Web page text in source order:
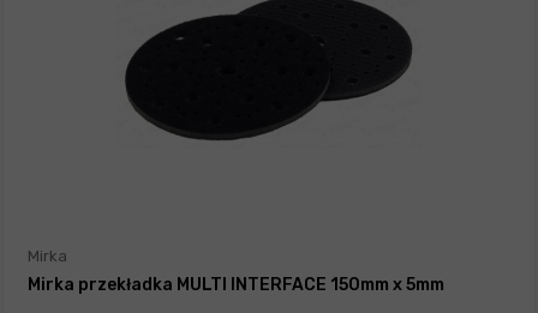
Mirka
Mirka przekładka MULTI INTERFACE 150mm x 5mm